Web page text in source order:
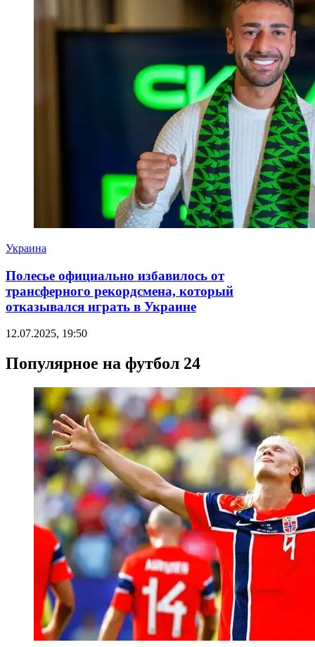
Украина
Полесье официально избавилось от
трансферного рекордсмена, который
отказывался играть в Украине
12.07.2025, 19:50
Популярное на футбол 24